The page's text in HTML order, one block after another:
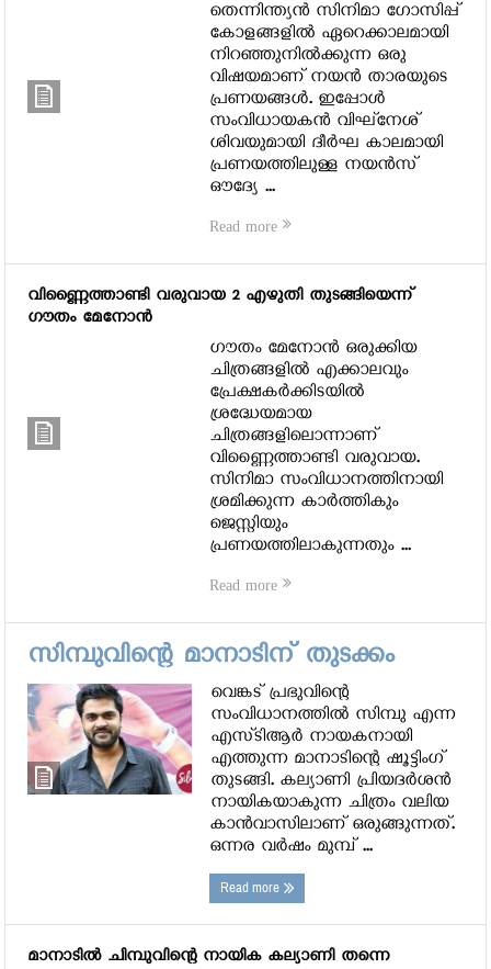
തെന്നിന്ത്യന്‍ സിനിമാ ഗോസിപ്പ്
കോളങ്ങളില്‍ ഏറെക്കാലമായി
നിറഞ്ഞുനില്‍ക്കുന്ന ഒരു
വിഷയമാണ് നയന്‍ താരയുടെ
പ്രണയങ്ങള്‍. ഇപ്പോള്‍
സംവിധായകന്‍ വിഘ്‌നേശ്
ശിവയുമായി ദീര്‍ഘ കാലമായി
പ്രണയത്തിലുള്ള നയന്‍സ്
ഔദ്യേ ...
Read more
വിണ്ണൈത്താണ്ടി വരുവായ 2 എഴുതി തുടങ്ങിയെന്ന്
ഗൗതം മേനോന്‍
ഗൗതം മേനോന്‍ ഒരുക്കിയ
ചിത്രങ്ങളില്‍ എക്കാലവും
പ്രേക്ഷകര്‍ക്കിടയില്‍
ശ്രദ്ധേയമായ
ചിത്രങ്ങളിലൊന്നാണ്
വിണ്ണൈത്താണ്ടി വരുവായ.
സിനിമാ സംവിധാനത്തിനായി
ശ്രമിക്കുന്ന കാര്‍ത്തികും
ജെസ്സിയും
പ്രണയത്തിലാകുന്നതും ...
Read more
സിമ്പുവിന്റെ മാനാടിന് തുടക്കം
വെങ്കട് പ്രഭുവിന്റെ
സംവിധാനത്തില്‍ സിമ്പു എന്ന
എസ്ടിആര്‍ നായകനായി
എത്തുന്ന മാനാടിന്റെ ഷൂട്ടിംഗ്
തുടങ്ങി. കല്യാണി പ്രിയദര്‍ശന്‍
നായികയാകുന്ന ചിത്രം വലിയ
കാന്‍വാസിലാണ് ഒരുങ്ങുന്നത്.
ഒന്നര വര്‍ഷം മുമ്പ് ...
Read more
മാനാടില്‍ ചിമ്പുവിന്റെ നായിക കല്യാണി തന്നെ